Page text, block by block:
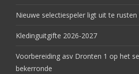
Nieuwe selectiespeler ligt uit te
Kledinguitgifte 2026-2027
Voorbereiding asv Dronten 1 op het
bekerronde